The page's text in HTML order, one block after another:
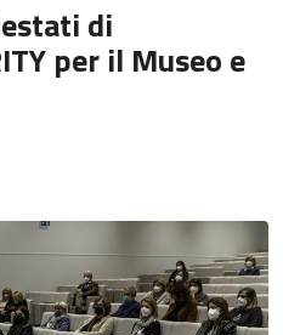
di
per il Museo e